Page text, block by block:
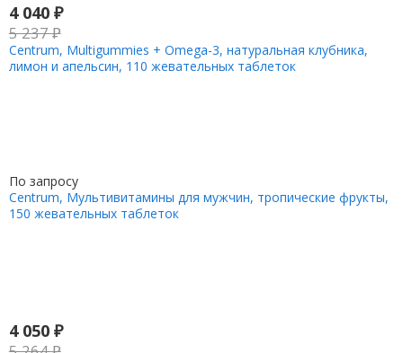
4 040 ₽
5 237₽
Centrum, Multigummies + Omega-3, натуральная клубника,
лимон и апельсин, 110 жевательных таблеток
По запросу
Centrum, Мультивитамины для мужчин, тропические фрукты,
150 жевательных таблеток
4 050 ₽